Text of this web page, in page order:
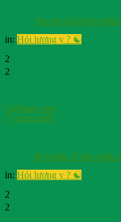
Xin tư vấn bệnh
in: Hỏi lương y ? ☯️
2
2
Cayhuoc org
7 years trước
Bị bướu cổ nên phẫu
in: Hỏi lương y ? ☯️
2
2